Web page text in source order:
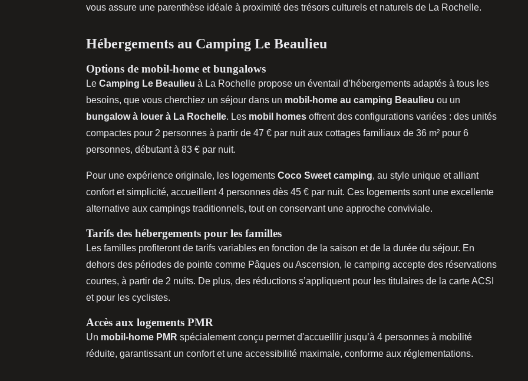
vous assure une parenthèse idéale à proximité des trésors culturels et naturels de La Rochelle.
Hébergements au Camping Le Beaulieu
Options de mobil-home et bungalows
Le Camping Le Beaulieu à La Rochelle propose un éventail d’hébergements adaptés à tous les
besoins, que vous cherchiez un séjour dans un mobil-home au camping Beaulieu ou un
bungalow à louer à La Rochelle. Les mobil homes offrent des configurations variées : des unités
compactes pour 2 personnes à partir de 47 € par nuit aux cottages familiaux de 36 m² pour 6
personnes, débutant à 83 € par nuit.
Pour une expérience originale, les logements Coco Sweet camping, au style unique et alliant
confort et simplicité, accueillent 4 personnes dès 45 € par nuit. Ces logements sont une excellente
alternative aux campings traditionnels, tout en conservant une approche conviviale.
Tarifs des hébergements pour les familles
Les familles profiteront de tarifs variables en fonction de la saison et de la durée du séjour. En
dehors des périodes de pointe comme Pâques ou Ascension, le camping accepte des réservations
courtes, à partir de 2 nuits. De plus, des réductions s’appliquent pour les titulaires de la carte ACSI
et pour les cyclistes.
Accès aux logements PMR
Un mobil-home PMR spécialement conçu permet d'accueillir jusqu’à 4 personnes à mobilité
réduite, garantissant un confort et une accessibilité maximale, conforme aux réglementations.